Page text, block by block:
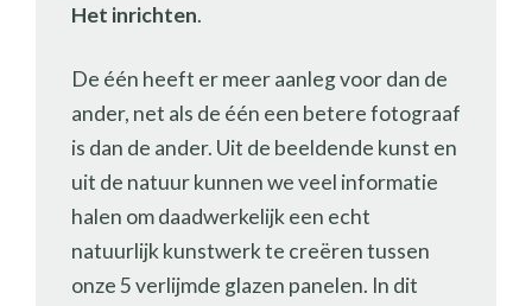
Het inrichten.
De één heeft er meer aanleg voor dan de
ander, net als de één een betere fotograaf
is dan de ander. Uit de beeldende kunst en
uit de natuur kunnen we veel informatie
halen om daadwerkelijk een echt
natuurlijk kunstwerk te creëren tussen
onze 5 verlijmde glazen panelen. In dit